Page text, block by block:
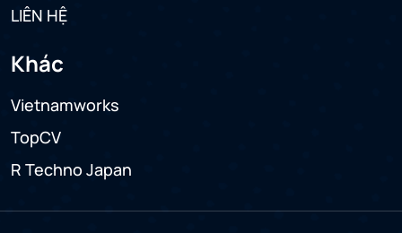
LIÊN HỆ
Khác
Vietnamworks
TopCV
R Techno Japan